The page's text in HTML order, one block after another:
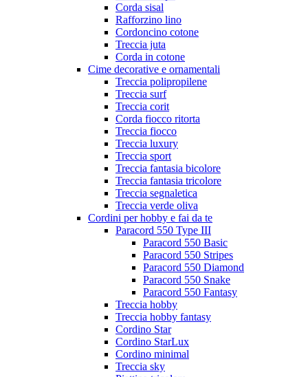
Corda sisal
Rafforzino lino
Cordoncino cotone
Treccia juta
Corda in cotone
Cime decorative e ornamentali
Treccia polipropilene
Treccia surf
Treccia corit
Corda fiocco ritorta
Treccia fiocco
Treccia luxury
Treccia sport
Treccia fantasia bicolore
Treccia fantasia tricolore
Treccia segnaletica
Treccia verde oliva
Cordini per hobby e fai da te
Paracord 550 Type III
Paracord 550 Basic
Paracord 550 Stripes
Paracord 550 Diamond
Paracord 550 Snake
Paracord 550 Fantasy
Treccia hobby
Treccia hobby fantasy
Cordino Star
Cordino StarLux
Cordino minimal
Treccia sky